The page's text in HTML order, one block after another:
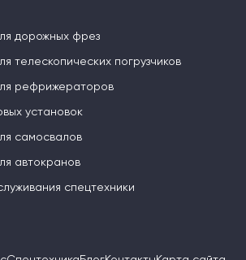
дорожных фрез
телескопических погрузчиков
рефрижераторов
установок
самосвалов
автокранов
спецтехники